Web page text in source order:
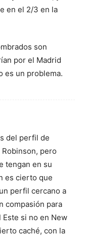
en el 2/3 en la
son
por el Madrid
es un problema.
del perfil de
pero
tengan en su
es cierto que
perfil cercano a
compasión para
Este si no en New
caché, con la